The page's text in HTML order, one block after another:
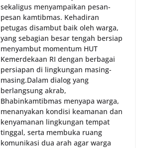
sekaligus menyampaikan pesan-
pesan kamtibmas. Kehadiran
petugas disambut baik oleh warga,
yang sebagian besar tengah bersiap
menyambut momentum HUT
Kemerdekaan RI dengan berbagai
persiapan di lingkungan masing-
masing.‎Dalam dialog yang
berlangsung akrab,
Bhabinkamtibmas menyapa warga,
menanyakan kondisi keamanan dan
kenyamanan lingkungan tempat
tinggal, serta membuka ruang
komunikasi dua arah agar warga